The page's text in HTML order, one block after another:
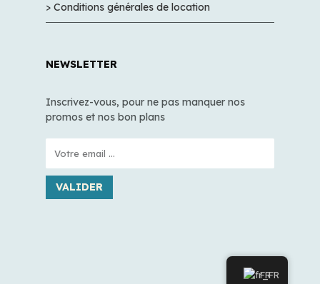
> Conditions générales de location
NEWSLETTER
Inscrivez-vous, pour ne pas manquer nos
promos et nos bon plans
VALIDER
FR